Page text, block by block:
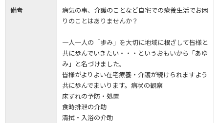
備考
病気の事、介護のことなど自宅での療養生活でお困
りのことはありませんか？
一人一人の「歩み」を大切に地域に根ざして皆様と
共に歩んでいきたい・・・というおもいから「あゆ
み」と名づけました。
皆様がよりよい在宅療養・介護が続けられますよう
共に歩んでまいります。病状の観察
床ずれの予防・処置
食時排泄の介助
清拭・入浴の介助